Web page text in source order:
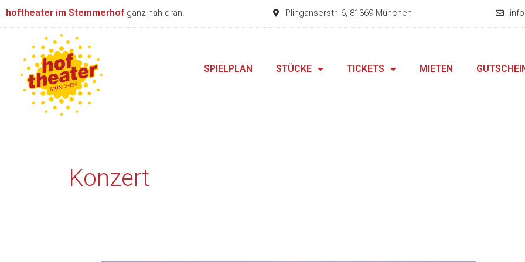
Zum
hoftheater im Stemmerhof ganz nah dran! Plinganserstr. 6, 81369 München
SPIELPLAN STÜCKE TICKETS MIETEN
Konzert